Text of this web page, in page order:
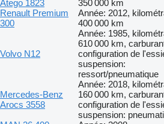
Atego 1823
350 000 km
Renault Premium
300
Année: 2012,
400 000 km
Volvo N12
Année: 1985,
610 000 km,
configuration de
suspension:
ressort/pneumatique
Mercedes-Benz
Arocs 3558
Année: 2018,
160 000 km,
configuration de
suspension: